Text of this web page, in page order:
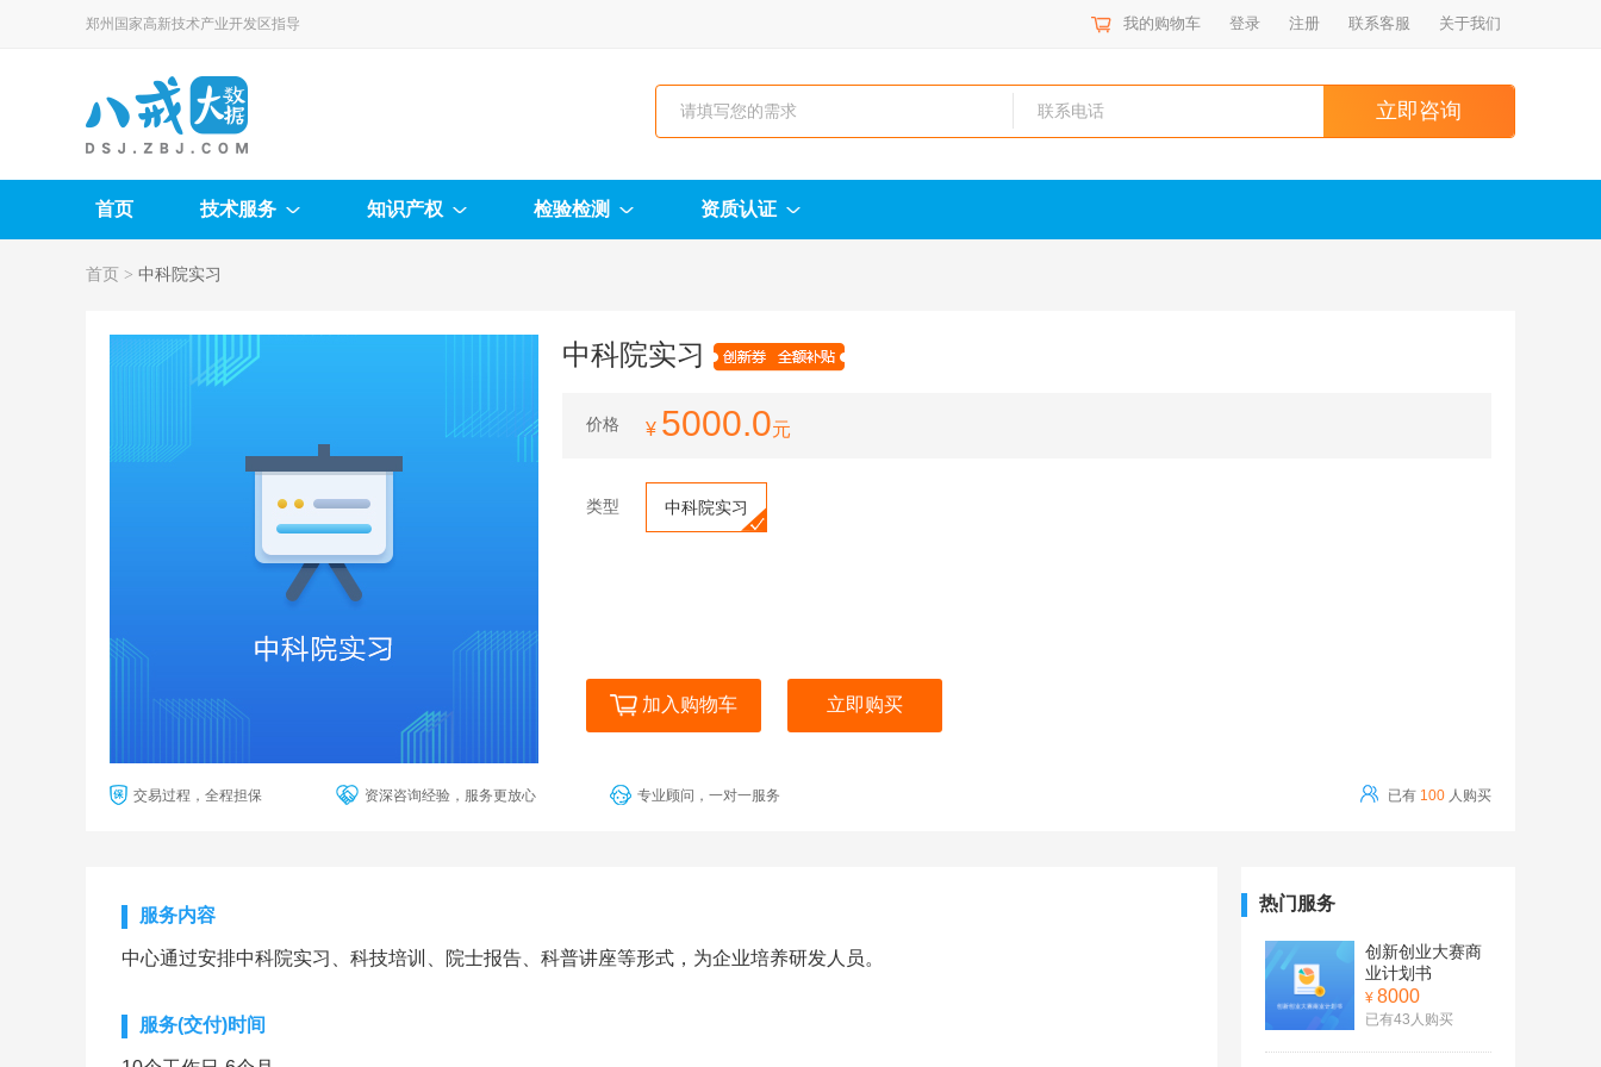
郑州国家高新技术产业开发区指导 关于我们
联系客服
注册
登录
我的购物车
立即咨询
首页 技术服务 知识产权 检验检测 资质认证
首页 > 中科院实习
中科院实习
价格 ¥ 5000.0元
类型 中科院实习
加入购物车 立即购买
已有 100 人购买
交易过程，全程担保 资深咨询经验，服务更放心 专业顾问，一对一服务
服务内容
中心通过安排中科院实习、科技培训、院士报告、科普讲座等形式，为企业培养研发人员。
服务(交付)时间
热门服务
创新创业大赛商
业计划书
¥ 8000
已有43人购买